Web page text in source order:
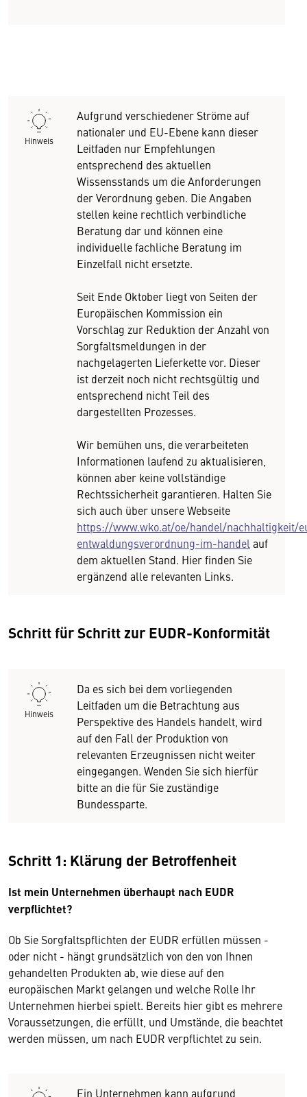
Hinweis
Aufgrund verschiedener Ströme auf
nationaler und EU-Ebene kann dieser
Leitfaden nur Empfehlungen
entsprechend des aktuellen
Wissensstands um die Anforderungen
der Verordnung geben. Die Angaben
stellen keine rechtlich verbindliche
Beratung dar und können eine
individuelle fachliche Beratung im
Einzelfall nicht ersetzte.
Seit Ende Oktober liegt von Seiten der
Europäischen Kommission ein
Vorschlag zur Reduktion der Anzahl von
Sorgfaltsmeldungen in der
nachgelagerten Lieferkette vor. Dieser
ist derzeit noch nicht rechtsgültig und
entsprechend nicht Teil des
dargestellten Prozesses.
Wir bemühen uns, die verarbeiteten
Informationen laufend zu aktualisieren,
können aber keine vollständige
Rechtssicherheit garantieren. Halten Sie
sich auch über unsere Webseite
https://www.wko.at/oe/handel/nachhaltigkeit/
entwaldungsverordnung-im-handel auf
dem aktuellen Stand. Hier finden Sie
ergänzend alle relevanten Links.
Schritt für Schritt zur EUDR-Konformität
Hinweis
Da es sich bei dem vorliegenden
Leitfaden um die Betrachtung aus
Perspektive des Handels handelt, wird
auf den Fall der Produktion von
relevanten Erzeugnissen nicht weiter
eingegangen. Wenden Sie sich hierfür
bitte an die für Sie zuständige
Bundessparte.
Schritt 1: Klärung der Betroffenheit
Ist mein Unternehmen überhaupt nach EUDR
verpflichtet?
Ob Sie Sorgfaltspflichten der EUDR erfüllen müssen -
oder nicht - hängt grundsätzlich von den von Ihnen
gehandelten Produkten ab, wie diese auf den
europäischen Markt gelangen und welche Rolle Ihr
Unternehmen hierbei spielt. Bereits hier gibt es mehrere
Voraussetzungen, die erfüllt, und Umstände, die beachtet
werden müssen, um nach EUDR verpflichtet zu sein.
Ein Unternehmen kann aufgrund